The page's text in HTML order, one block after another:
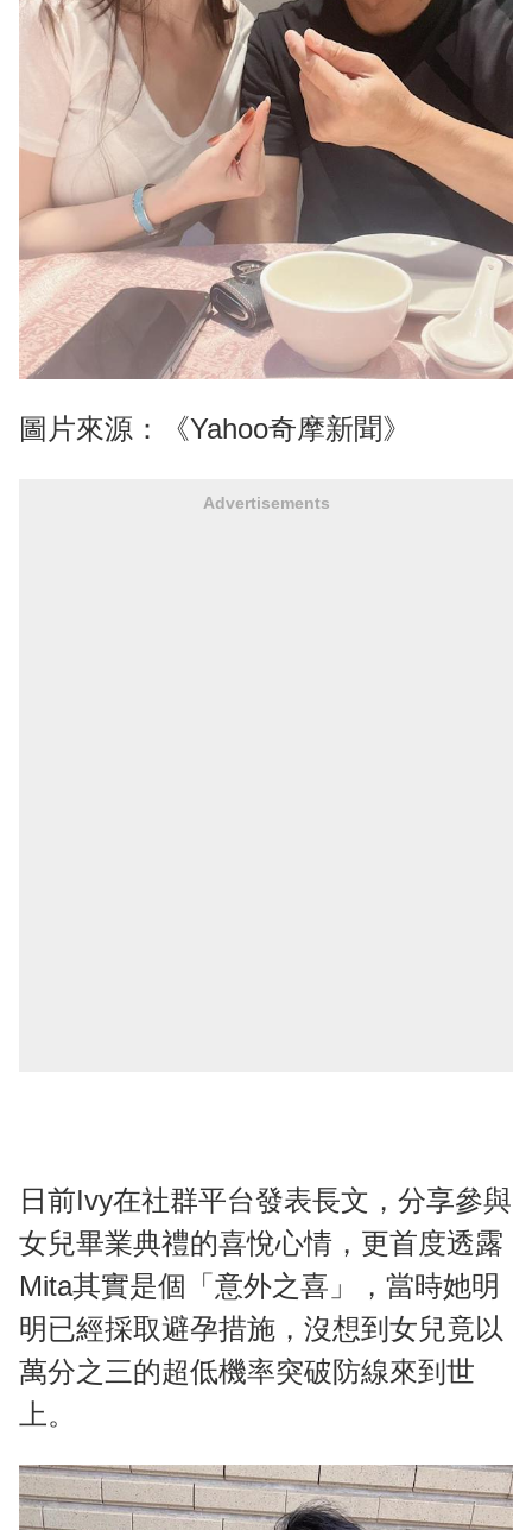
圖片來源：《Yahoo奇摩新聞》
Advertisements
日前Ivy在社群平台發表長文，分享參與
女兒畢業典禮的喜悅心情，更首度透露
Mita其實是個「意外之喜」，當時她明
明已經採取避孕措施，沒想到女兒竟以
萬分之三的超低機率突破防線來到世
上。